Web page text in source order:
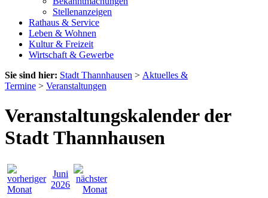
Stellenanzeigen
Rathaus & Service
Leben & Wohnen
Kultur & Freizeit
Wirtschaft & Gewerbe
Sie sind hier: Stadt Thannhausen > Aktuelles &
Termine > Veranstaltungen
Veranstaltungskalender der
Stadt Thannhausen
Juni
2026